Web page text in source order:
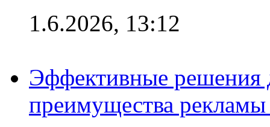
1.6.2026, 13:12
Эффективные решения
преимущества рекламы